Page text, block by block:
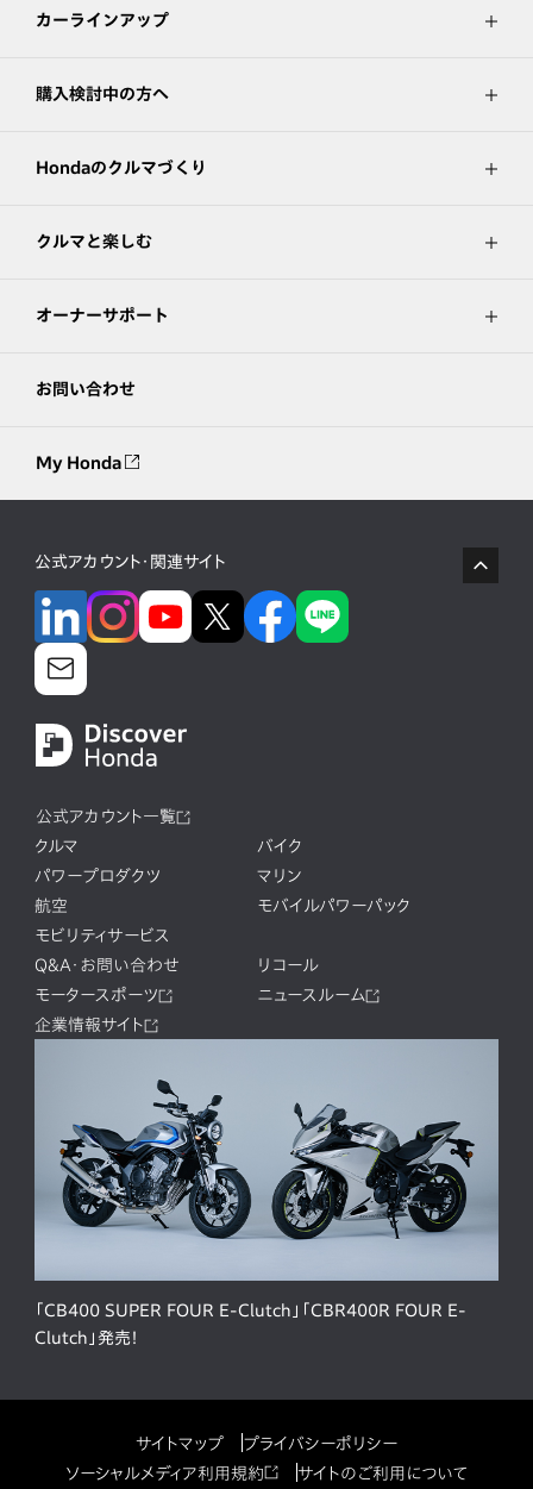
カーラインアップ
購入検討中の方へ
Hondaのクルマづくり
クルマと楽しむ
オーナーサポート
お問い合わせ
My Honda
公式アカウント・関連サイト
公式アカウント一覧
クルマ
バイク
パワープロダクツ
マリン
航空
モバイルパワーパック
モビリティサービス
Q&A・お問い合わせ
リコール
モータースポーツ
ニュースルーム
企業情報サイト
「CB400 SUPER FOUR E-Clutch」「CBR400R FOUR E-
Clutch」発売！
サイトマップ
プライバシーポリシー
ソーシャルメディア利用規約
サイトのご利用について